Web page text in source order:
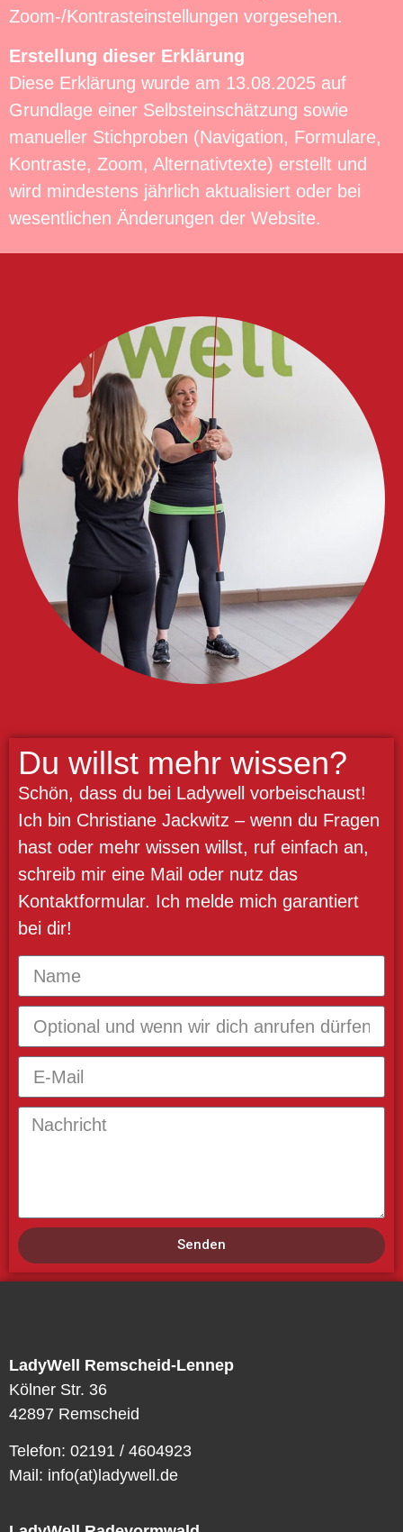
Zoom-/Kontrasteinstellungen vorgesehen.
Erstellung dieser Erklärung
Diese Erklärung wurde am 13.08.2025 auf
Grundlage einer Selbsteinschätzung sowie
manueller Stichproben (Navigation, Formulare,
Kontraste, Zoom, Alternativtexte) erstellt und
wird mindestens jährlich aktualisiert oder bei
wesentlichen Änderungen der Website.
Du willst mehr wissen?
Schön, dass du bei Ladywell vorbeischaust!
Ich bin Christiane Jackwitz – wenn du Fragen
hast oder mehr wissen willst, ruf einfach an,
schreib mir eine Mail oder nutz das
Kontaktformular. Ich melde mich garantiert
bei dir!
Senden
LadyWell Remscheid-Lennep
Kölner Str. 36
42897 Remscheid
Telefon: 02191 / 4604923
Mail: info(at)ladywell.de